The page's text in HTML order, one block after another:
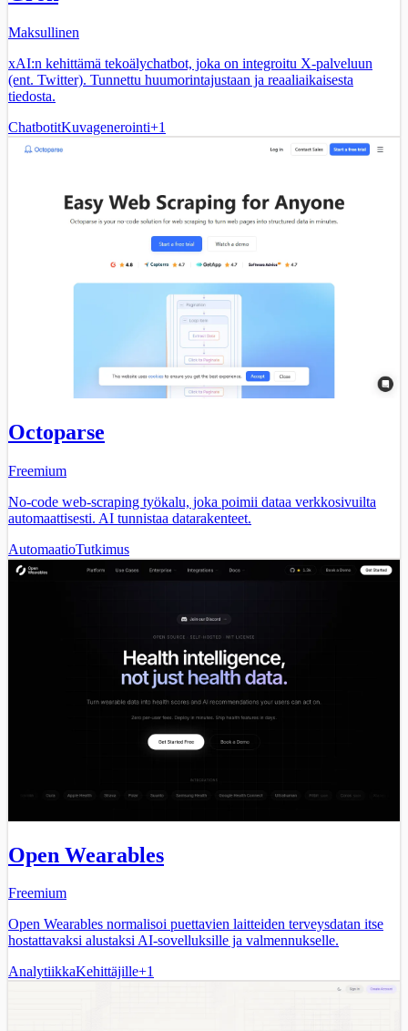
Maksullinen
xAI:n kehittämä tekoälychatbot, joka on integroitu X-palveluun
(ent. Twitter). Tunnettu huumorintajustaan ja reaaliaikaisesta
tiedosta.
ChatbotitKuvagenerointi+1
Octoparse
Freemium
No-code web-scraping työkalu, joka poimii dataa verkkosivuilta
automaattisesti. AI tunnistaa datarakenteet.
AutomaatioTutkimus
Open Wearables
Freemium
Open Wearables normalisoi puettavien laitteiden terveysdatan itse
hostattavaksi alustaksi AI-sovelluksille ja valmennukselle.
AnalytiikkaKehittäjille+1